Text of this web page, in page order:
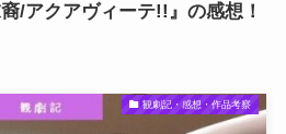
/アクアヴィーテ!!』の感想！
観劇記・感想・作品考察